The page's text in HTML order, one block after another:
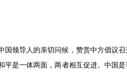
国领导人的亲切问候，赞赏中方倡议
平是一体两面，两者相互促进。中国